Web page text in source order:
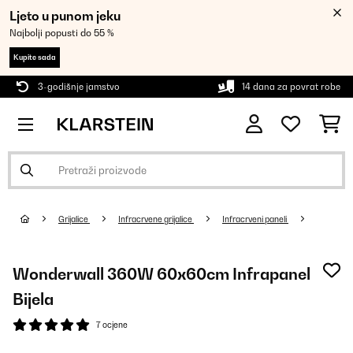
Ljeto u punom jeku
Najbolji popusti do 55 %
Kupite sada
3-godišnje jamstvo 14 dana za povrat robe
Grijalice Infracrvene grijalice Infracrveni paneli
Wonderwall 360W 60x60cm Infrapanel
Bijela
7 ocjene